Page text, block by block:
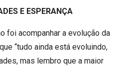
E ESPERANÇA
foi acompanhar a evolução da
“tudo ainda está evoluindo,
mas lembro que a maior